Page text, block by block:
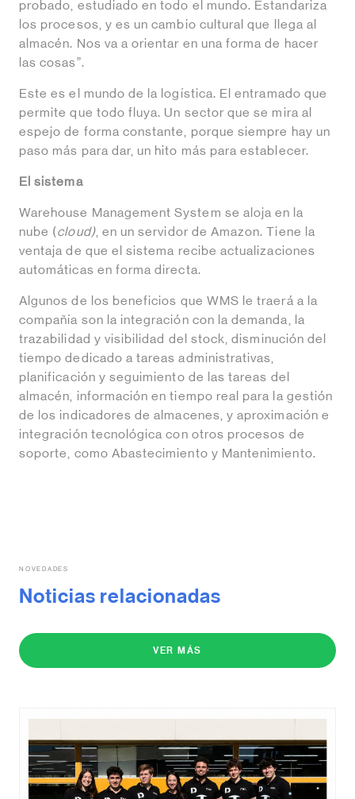
probado, estudiado en todo el mundo. Estandariza
los procesos, y es un cambio cultural que llega al
almacén. Nos va a orientar en una forma de hacer
las cosas”.
Este es el mundo de la logística. El entramado que
permite que todo fluya. Un sector que se mira al
espejo de forma constante, porque siempre hay un
paso más para dar, un hito más para establecer.
El sistema
Warehouse Management System se aloja en la
nube (cloud), en un servidor de Amazon. Tiene la
ventaja de que el sistema recibe actualizaciones
automáticas en forma directa.
Algunos de los beneficios que WMS le traerá a la
compañía son la integración con la demanda, la
trazabilidad y visibilidad del stock, disminución del
tiempo dedicado a tareas administrativas,
planificación y seguimiento de las tareas del
almacén, información en tiempo real para la gestión
de los indicadores de almacenes, y aproximación e
integración tecnológica con otros procesos de
soporte, como Abastecimiento y Mantenimiento.
NOVEDADES
Noticias relacionadas
VER MÁS